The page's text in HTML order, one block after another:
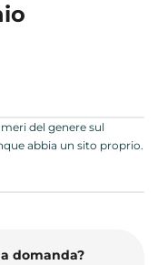
del genere sul
abbia un sito proprio.
domanda?